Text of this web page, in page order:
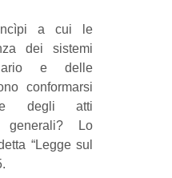
a cui le
dei sistemi
e delle
conformarsi
degli atti
generali? Lo
“Legge sul